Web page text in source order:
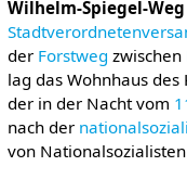
Wilhelm-Spiegel-Weg
der Forstweg zwischen
lag das Wohnhaus
der in der Nacht vom
nach der
von